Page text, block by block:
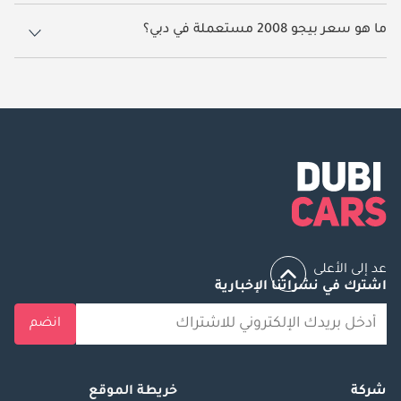
16 سيارة بيجو 2008 مستعملة متوفرة للبيع في دبي.
ما هو سعر بيجو 2008 مستعملة في دبي؟
يبدأ سعر سيارة بيجو 2008 مستعملة في دبي 32,439.
عد إلى الأعلى
اشترك في نشراتنا الإخبارية
انضم
شركة
خريطة الموقع